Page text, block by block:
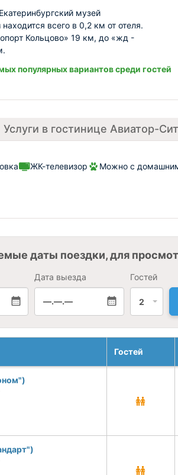
музей
всего в 0,2 км от отеля.
Кольцово» 19 км, до «жд -
популярных вариантов среди гостей
Услуги в гостинице Авиатор-
ЖК-телевизор Можно с
даты поездки, для
Дата выезда
—.—.—
Гостей
2
Гостей